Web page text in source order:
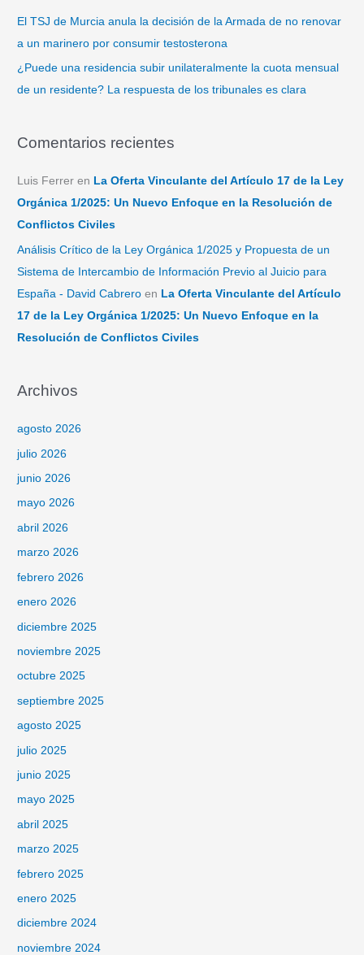
El TSJ de Murcia anula la decisión de la Armada de no renovar
a un marinero por consumir testosterona
¿Puede una residencia subir unilateralmente la cuota mensual
de un residente? La respuesta de los tribunales es clara
Comentarios recientes
Luis Ferrer en La Oferta Vinculante del Artículo 17 de la Ley
Orgánica 1/2025: Un Nuevo Enfoque en la Resolución de
Conflictos Civiles
Análisis Crítico de la Ley Orgánica 1/2025 y Propuesta de un
Sistema de Intercambio de Información Previo al Juicio para
España - David Cabrero en La Oferta Vinculante del Artículo
17 de la Ley Orgánica 1/2025: Un Nuevo Enfoque en la
Resolución de Conflictos Civiles
Archivos
agosto 2026
julio 2026
junio 2026
mayo 2026
abril 2026
marzo 2026
febrero 2026
enero 2026
diciembre 2025
noviembre 2025
octubre 2025
septiembre 2025
agosto 2025
julio 2025
junio 2025
mayo 2025
abril 2025
marzo 2025
febrero 2025
enero 2025
diciembre 2024
noviembre 2024